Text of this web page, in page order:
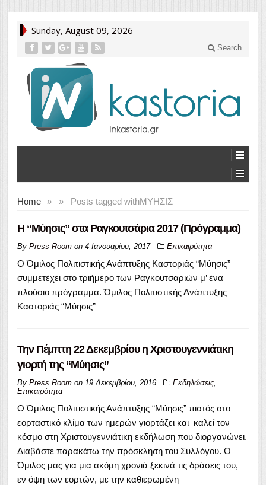
Sunday, August 09, 2026
Search
Home » Posts tagged with
» ΜΥΗΣΙΣ
Η “Μύησις” στα Ραγκουτσάρια 2017 (Πρόγραμμα)
By Press Room on 4 Ιανουαρίου, 2017 Επικαιρότητα
Ο Όμιλος Πολιτιστικής Ανάπτυξης Καστοριάς “Μύησις”
συμμετέχει στο τριήμερο των Ραγκουτσαριών μ’ ένα
πλούσιο πρόγραμμα. Όμιλος Πολιτιστικής Ανάπτυξης
Καστοριάς “Μύησις”
Την Πέμπτη 22 Δεκεμβρίου η Χριστουγεννιάτικη
γιορτή της “Μύησις”
By Press Room on 19 Δεκεμβρίου, 2016 Εκδηλώσεις
Επικαιρότητα
Ο Όμιλος Πολιτιστικής Ανάπτυξης “Μύησις” πιστός στο
εορταστικό κλίμα των ημερών γιορτάζει και καλεί τον
κόσμο στη Χριστουγεννιάτικη εκδήλωση που διοργανώνει.
Διαβάστε παρακάτω την πρόσκληση του Συλλόγου. Ο
Όμιλος μας για μια ακόμη χρονιά ξεκινά τις δράσεις του,
εν όψη των εορτών, με την καθιερωμένη